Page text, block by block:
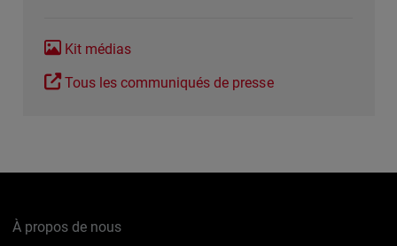
Kit médias
Tous les communiqués de presse
À propos de nous